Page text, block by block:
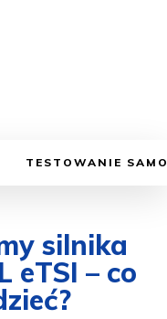
TESTOWANIE
silnika
eTSI – co